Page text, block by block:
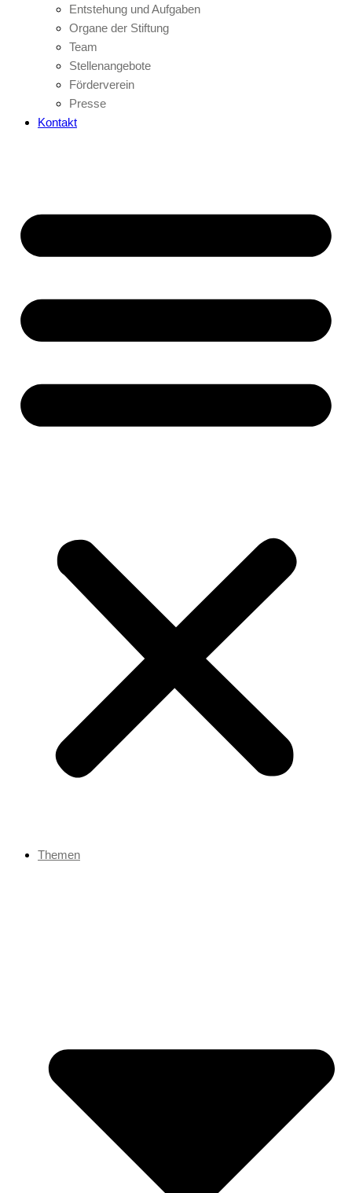
Entstehung und Aufgaben
Organe der Stiftung
Team
Stellenangebote
Förderverein
Presse
Kontakt
Themen